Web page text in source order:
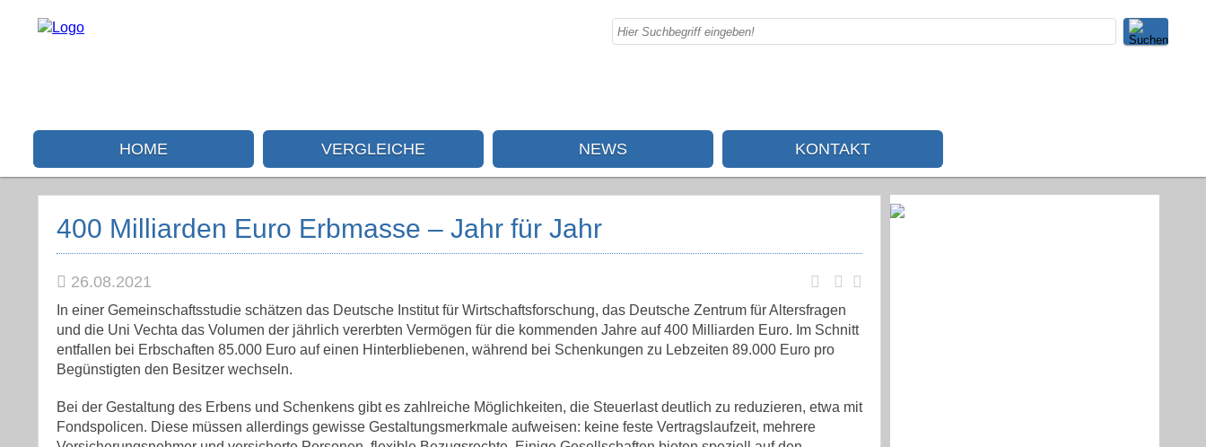
HOME VERGLEICHE NEWS KONTAKT
400 Milliarden Euro Erbmasse – Jahr für Jahr
26.08.2021
In einer Gemeinschaftsstudie schätzen das Deutsche Institut für Wirtschaftsforschung, das Deutsche Zentrum für Altersfragen
und die Uni Vechta das Volumen der jährlich vererbten Vermögen für die kommenden Jahre auf 400 Milliarden Euro. Im Schnitt
entfallen bei Erbschaften 85.000 Euro auf einen Hinterbliebenen, während bei Schenkungen zu Lebzeiten 89.000 Euro pro
Begünstigten den Besitzer wechseln.
Bei der Gestaltung des Erbens und Schenkens gibt es zahlreiche Möglichkeiten, die Steuerlast deutlich zu reduzieren, etwa mit
Fondspolicen. Diese müssen allerdings gewisse Gestaltungsmerkmale aufweisen: keine feste Vertragslaufzeit, mehrere